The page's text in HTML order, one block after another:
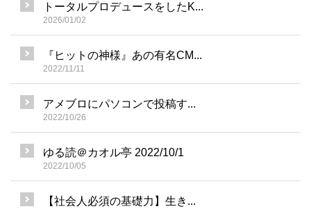
トータルプロデュースをしたK...
2026/01/02
『ヒットの神様』あの有名CM...
2022/11/11
アメブロにパソコンで投稿す...
2022/10/26
ゆる読＠カオル亭 2022/10/1
2022/10/05
【社会人必須の基礎力】生き...